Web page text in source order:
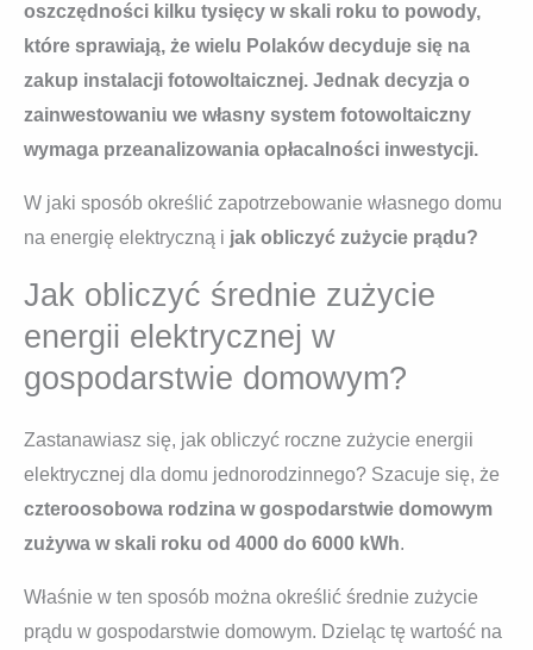
oszczędności kilku tysięcy w skali roku to powody,
które sprawiają, że wielu Polaków decyduje się na
zakup instalacji fotowoltaicznej. Jednak decyzja o
zainwestowaniu we własny system fotowoltaiczny
wymaga przeanalizowania opłacalności inwestycji.
W jaki sposób określić zapotrzebowanie własnego domu
na energię elektryczną i jak obliczyć zużycie prądu?
Jak obliczyć średnie zużycie
energii elektrycznej w
gospodarstwie domowym?
Zastanawiasz się, jak obliczyć roczne zużycie energii
elektrycznej dla domu jednorodzinnego? Szacuje się, że
czteroosobowa rodzina w gospodarstwie domowym
zużywa w skali roku od 4000 do 6000 kWh.
Właśnie w ten sposób można określić średnie zużycie
prądu w gospodarstwie domowym. Dzieląc tę wartość na